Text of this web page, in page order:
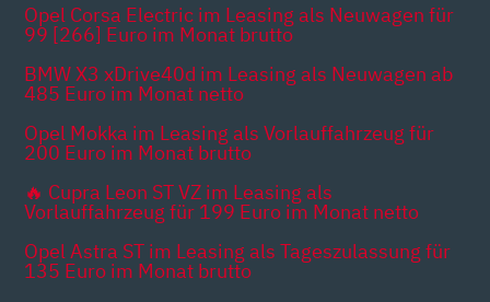
Opel Corsa Electric im Leasing als Neuwagen für
99 [266] Euro im Monat brutto
BMW X3 xDrive40d im Leasing als Neuwagen ab
485 Euro im Monat netto
Opel Mokka im Leasing als Vorlauffahrzeug für
200 Euro im Monat brutto
🔥 Cupra Leon ST VZ im Leasing als
Vorlauffahrzeug für 199 Euro im Monat netto
Opel Astra ST im Leasing als Tageszulassung für
135 Euro im Monat brutto